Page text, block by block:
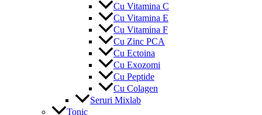
Cu Vitamina C
Cu Vitamina E
Cu Vitamina F
Cu Zinc PCA
Cu Ectoina
Cu Exozomi
Cu Peptide
Cu Colagen
Seruri Mixlab
Tonic